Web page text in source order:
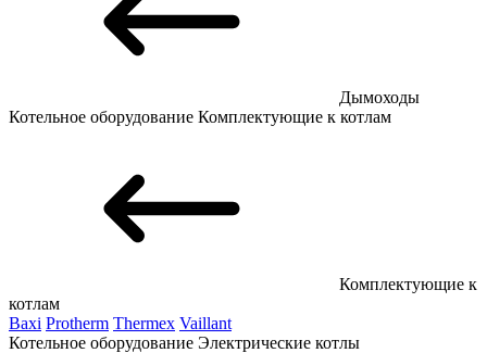
Дымоходы
Котельное оборудование Комплектующие к котлам
Комплектующие к
котлам
Baxi Protherm Thermex Vaillant
Котельное оборудование Электрические котлы